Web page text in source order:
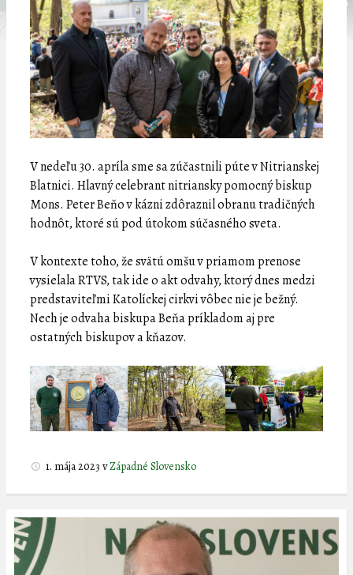
V nedeľu 30. apríla sme sa zúčastnili púte v Nitrianskej
Blatnici. Hlavný celebrant nitriansky pomocný biskup
Mons. Peter Beňo v kázni zdôraznil obranu tradičných
hodnôt, ktoré sú pod útokom súčasného sveta.
V kontexte toho, že svätú omšu v priamom prenose
vysielala RTVS, tak ide o akt odvahy, ktorý dnes medzi
predstaviteľmi Katolíckej cirkvi vôbec nie je bežný.
Nech je odvaha biskupa Beňa príkladom aj pre
ostatných biskupov a kňazov.
1. mája 2023 vZápadné Slovensko